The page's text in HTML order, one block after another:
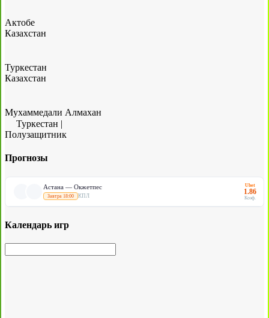
Актобе
Казахстан
Туркестан
Казахстан
Мухаммедали Алмахан
Туркестан |
Полузащитник
Прогнозы
Астана — Окжетпес
Завтра 18:00 КПЛ
Ubet
1.86
Коэф.
Календарь игр